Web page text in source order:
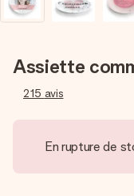
Assiette
215 avis
En rupture de